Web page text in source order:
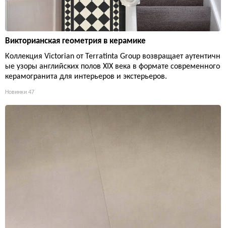
Викторианская геометрия в керамике
Коллекция Victorian от Terratinta Group возвращает аутентичн
ые узоры английских полов XIX века в формате современного
керамогранита для интерьеров и экстерьеров.
Новинки 47